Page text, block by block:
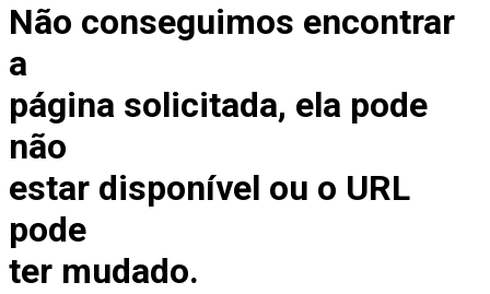
Não conseguimos encontrar
a
página solicitada, ela pode
não
estar disponível ou o URL
pode
ter mudado.